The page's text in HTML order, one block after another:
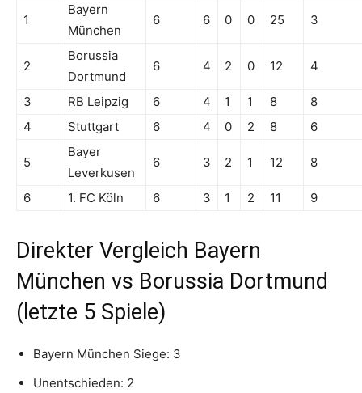
1
Bayern
München
6 6 0 0 25 3
2
Borussia
Dortmund
6 4 2 0 12 4
3 RB Leipzig 6 4 1 1 8
8
4
Stuttgart 6 4 0 2 8 6
5
Bayer
Leverkusen
6 3 2 1 12 8
6 1. FC Köln 6 3 1 2 11 9
Direkter Vergleich Bayern
München vs Borussia Dortmund
(letzte 5 Spiele)
Bayern München Siege: 3
Unentschieden: 2